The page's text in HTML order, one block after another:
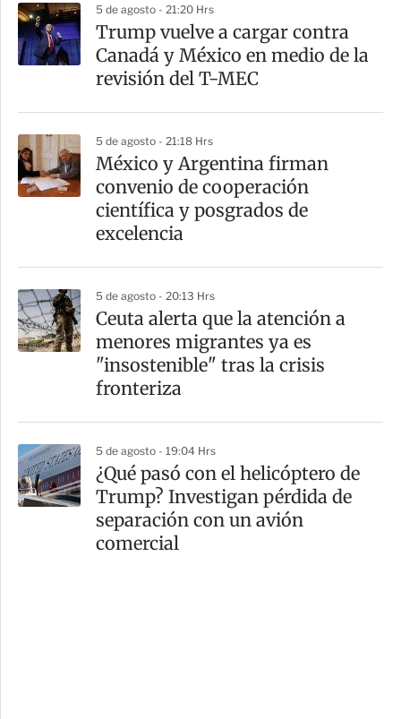
5 de agosto - 21:20 Hrs
Trump vuelve a cargar contra
Canadá y México en medio de la
revisión del T-MEC
5 de agosto - 21:18 Hrs
México y Argentina firman
convenio de cooperación
científica y posgrados de
excelencia
5 de agosto - 20:13 Hrs
Ceuta alerta que la atención a
menores migrantes ya es
"insostenible" tras la crisis
fronteriza
5 de agosto - 19:04 Hrs
¿Qué pasó con el helicóptero de
Trump? Investigan pérdida de
separación con un avión
comercial